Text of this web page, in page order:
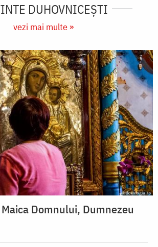
DUHOVNICEȘTI
vezi mai multe »
Domnului, Dumnezeu